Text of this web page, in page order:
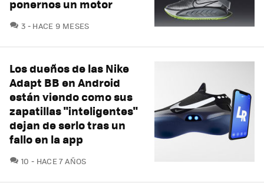
ponernos un motor
3 COMENTARIOS
HACE 9 MESES
Los dueños de las Nike
Adapt BB en Android
están viendo como sus
zapatillas "inteligentes"
dejan de serlo tras un
fallo en la app
10 COMENTARIOS
HACE 7 AÑOS